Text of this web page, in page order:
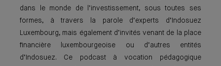
dans le monde de l’investissement, sous toutes ses
formes, à travers la parole d’experts d’Indosuez
Luxembourg, mais également d’invités venant de la place
financière luxembourgeoise ou d’autres entités
d’Indosuez. Ce podcast à vocation pédagogique